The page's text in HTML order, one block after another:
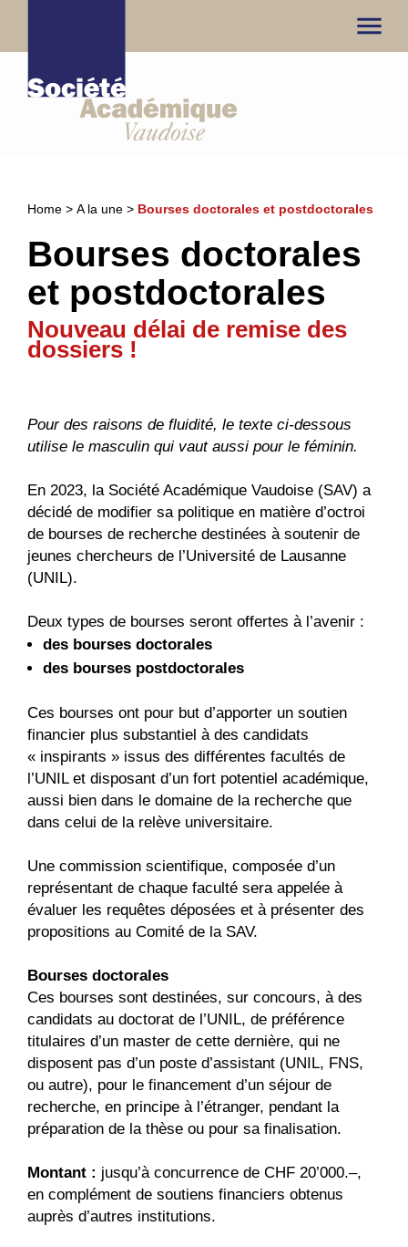
menu
Home > A la une > Bourses doctorales et postdoctorales
Bourses doctorales
et postdoctorales
Nouveau délai de remise des
dossiers !
Pour des raisons de fluidité, le texte ci-dessous
utilise le masculin qui vaut aussi pour le féminin.
En 2023, la Société Académique Vaudoise (SAV) a
décidé de modifier sa politique en matière d’octroi
de bourses de recherche destinées à soutenir de
jeunes chercheurs de l’Université de Lausanne
(UNIL).
Deux types de bourses seront offertes à l’avenir :
des bourses doctorales
des bourses postdoctorales
Ces bourses ont pour but d’apporter un soutien
financier plus substantiel à des candidats
« inspirants » issus des différentes facultés de
l’UNIL et disposant d’un fort potentiel académique,
aussi bien dans le domaine de la recherche que
dans celui de la relève universitaire.
Une commission scientifique, composée d’un
représentant de chaque faculté sera appelée à
évaluer les requêtes déposées et à présenter des
propositions au Comité de la SAV.
Bourses doctorales
Ces bourses sont destinées, sur concours, à des
candidats au doctorat de l’UNIL, de préférence
titulaires d’un master de cette dernière, qui ne
disposent pas d’un poste d’assistant (UNIL, FNS,
ou autre), pour le financement d’un séjour de
recherche, en principe à l’étranger, pendant la
préparation de la thèse ou pour sa finalisation.
Montant : jusqu’à concurrence de CHF 20’000.–,
en complément de soutiens financiers obtenus
auprès d’autres institutions.